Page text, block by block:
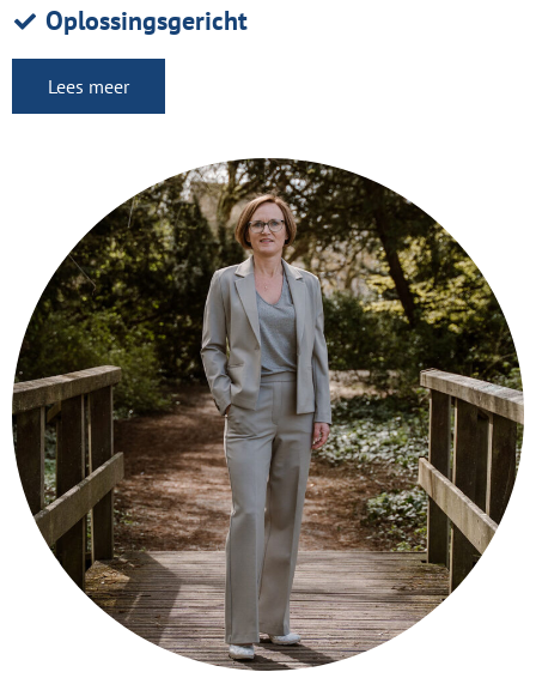
Oplossingsgericht
Lees meer